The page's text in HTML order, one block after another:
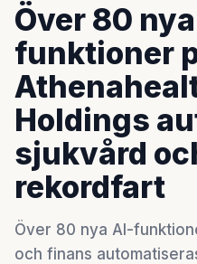
Över 80
funktioner
Holdings
sjukvård
rekordfart
Över 80 nya AI-
och finans